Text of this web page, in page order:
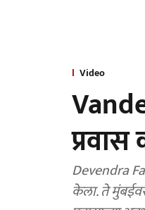
Video
Devendra Fadnavis Vande Bharat Train Journey: मुख्यमंत्री
केला. ते मुंबईवरुन